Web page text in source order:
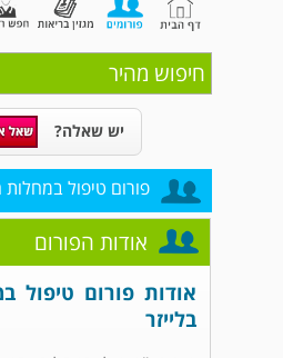
חיפוש מהיר
יש שאלה?
פורום טיפול במחלות
אודות הפורום
אודות פורום טיפול
בלייזר